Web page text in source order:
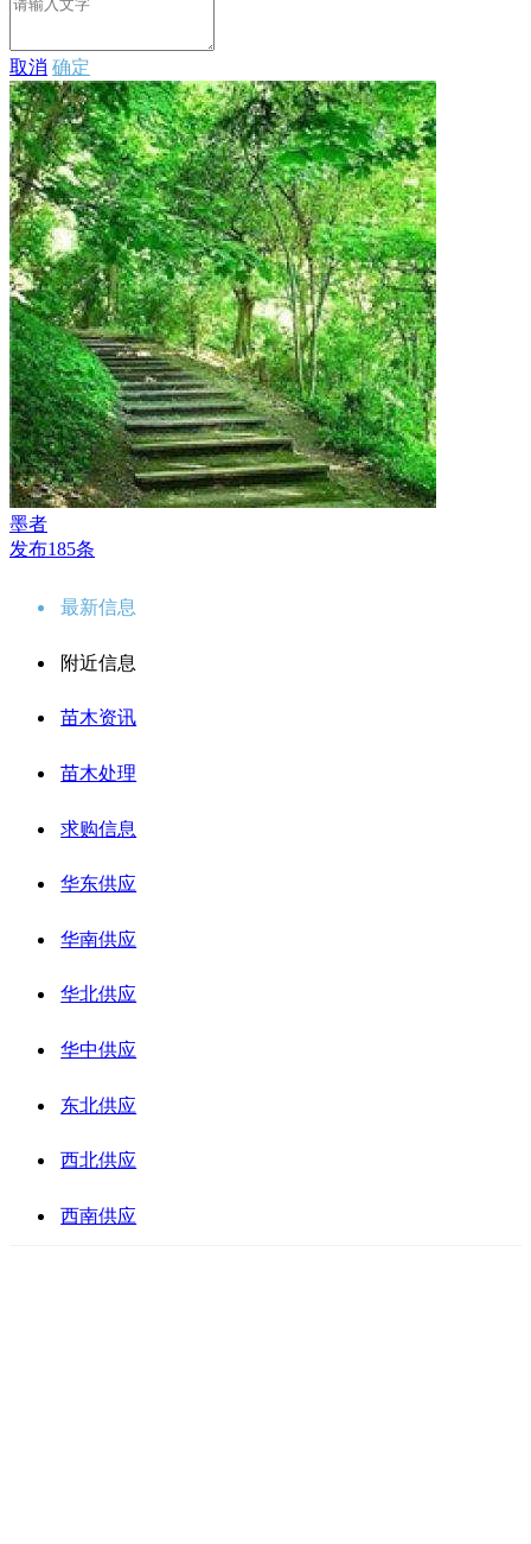
取消 确定
墨者
发布185条
最新信息
附近信息
苗木资讯
苗木处理
求购信息
华东供应
华南供应
华北供应
华中供应
东北供应
西北供应
西南供应